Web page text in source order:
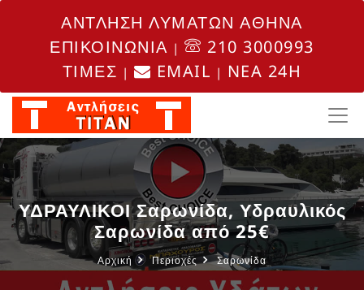
ΑΝΤΛΗΣΗ ΛΥΜΑΤΩΝ ΑΘΗΝΑ
ΕΠΙΚΟΙΝΩΝΙΑ |
210 3000993
ΤΙΜΕΣ | EMAIL | NEA 24H
ΥΔΡΑΥΛΙΚΟΙ Σαρωνίδα, Υδραυλικός
Σαρωνίδα από 25€
Αρχική Περιοχές Σαρωνίδα